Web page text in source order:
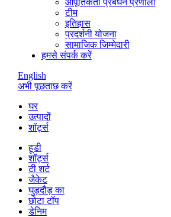
आपूर्तिकर्ता प्रबंधन प्रणाली
टीम
इतिहास
प्रदर्शनी योजना
सामाजिक जिम्मेदारी
हमसे संपर्क करें
English
अभी पूछताछ करें
घर
उत्पादों
शॉर्ट्स
हूडी
शॉर्ट्स
टी शर्ट
जैकेट
घुड़दौड़ का
छोटा टॉप
डेनिम